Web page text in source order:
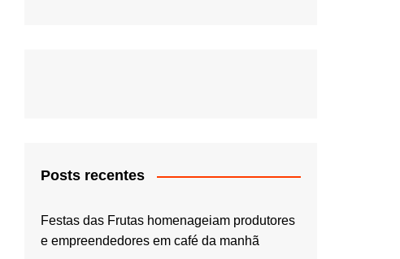
Posts recentes
Festas das Frutas homenageiam produtores
e empreendedores em café da manhã